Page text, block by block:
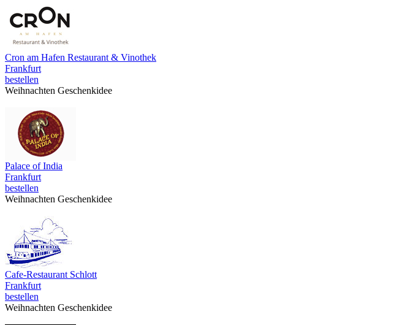
Cron am Hafen Restaurant & Vinothek
Frankfurt
bestellen
Weihnachten Geschenkidee
Palace of India
Frankfurt
bestellen
Weihnachten Geschenkidee
Cafe-Restaurant Schlott
Frankfurt
bestellen
Weihnachten Geschenkidee